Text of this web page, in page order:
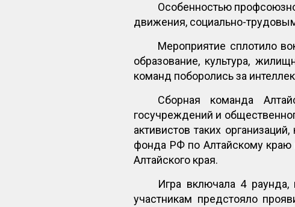
Особенностью
движения, социально-
Мероприятие сплотило
образование, культура,
команд поборолись за
Сборная команда
госучреждений и
активистов таких
фонда РФ по Алтайскому краю
Алтайского края.
Игра включала 4
участникам предстояло